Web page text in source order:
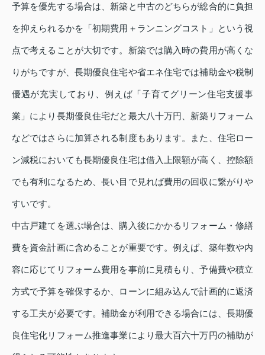
予算を優先する場合は、新築と中古のどちらが総合的に負担
を抑えられるかを「初期費用＋ランニングコスト」という視
点で考えることが大切です。新築では購入時の費用が高くな
りがちですが、長期優良住宅や省エネ住宅では補助金や税制
優遇が充実しており、例えば「子育てグリーン住宅支援事
業」により長期優良住宅だと最大八十万円、新築リフォーム
などではさらに加算される制度もあります。また、住宅ロー
ン減税においても長期優良住宅は借入上限額が高く、控除額
でも有利になるため、長い目で見れば費用の回収に繋がりや
すいです。
中古戸建てを選ぶ場合は、購入後にかかるリフォーム・修繕
費を資金計画に含めることが重要です。例えば、築年数や内
容に応じてリフォーム費用を事前に見積もり、予備費や積立
方式で予算を確保するか、ローンに組み込んで計画的に返済
する工夫が必要です。補助金が利用できる場合には、長期優
良住宅化リフォーム推進事業により最大百六十万円の補助が